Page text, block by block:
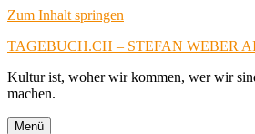
Zum Inhalt springen
TAGEBUCH.CH – STEFAN WEBER
Kultur ist, woher wir kommen, wer wir
machen.
Menü